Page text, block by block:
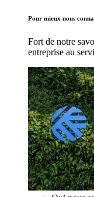
Pour mieux nous
Fort de notre
entreprise au